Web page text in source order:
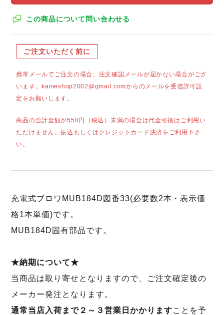
この商品について問い合わせる
ご注文いただく前に
携帯メールでご注文の場合、注文確認メールが届かない場合がござ
います。kameshop2002@gmail.comからのメールを受信許可設
定をお願いします。
商品の合計金額が550円（税込）未満の場合は代金引換はご利用い
ただけません。振込もしくはクレジットカード決済をご利用下さ
い。
充電式ブロワMUB184D図番33(必要数2本・表示価
格1本単価)です。
MUB184D固有部品です。
★納期について★
当商品は取り寄せとなりますので、ご注文確定後の
メーカー発注となります。
通常当店入荷まで２～３営業日かかりますことを予